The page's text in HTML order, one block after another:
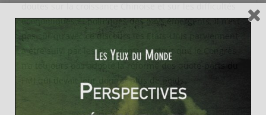
doutes sur la croissance Chinoise et sur les difficultés
économiques et politiques des pays émergents. Il n’est
pas sûr qu’avec ce discours les Etats-Unis parviennent
à être suivi par les émergents, surtout que le Congrès
n’a toujours pas adopté la réforme des quote-parts du
FMI qui devait leur donner plus de poids.